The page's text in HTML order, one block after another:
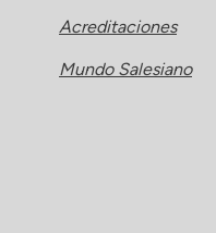
Acreditaciones
Mundo Salesiano